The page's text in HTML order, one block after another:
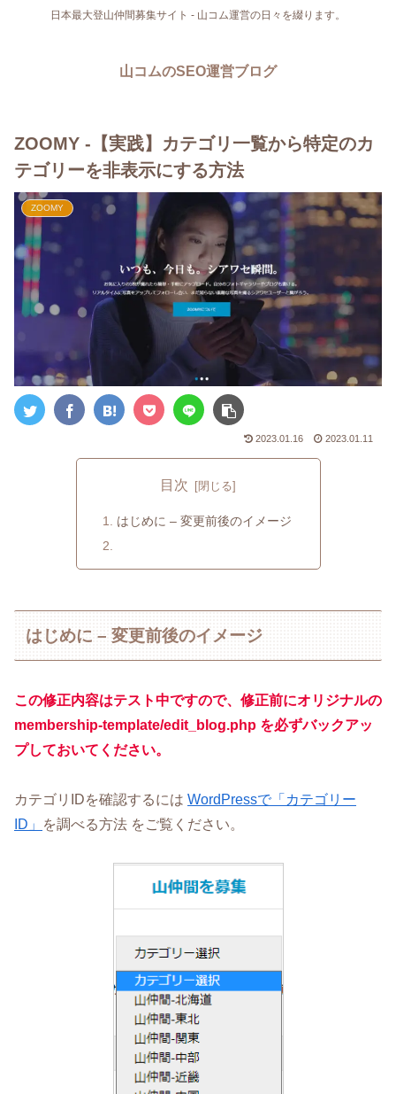
日本最大登山仲間募集サイト - 山コム運営の日々を綴ります。
山コムのSEO運営ブログ
ZOOMY -【実践】カテゴリ一覧から特定のカ
テゴリーを非表示にする方法
ZOOMY
2023.01.16 2023.01.11
目次
はじめに – 変更前後のイメージ
はじめに – 変更前後のイメージ
この修正内容はテスト中ですので、修正前にオリジナルの
membership-template/edit_blog.php を必ずバックアッ
プしておいてください。
カテゴリIDを確認するには WordPressで「カテゴリー
ID」
を調べる方法 をご覧ください。